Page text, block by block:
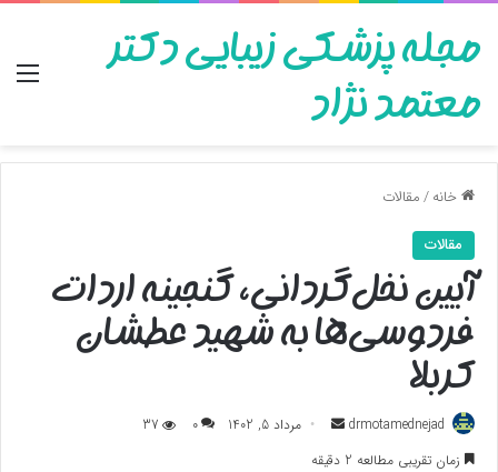
مجله پزشکی زیبایی دکتر
معتمد نژاد
خانه/مقالات
مقالات
آیین نخل‌گردانی، گنجینه اردات
فردوسی‌ها به شهید عطشان
کربلا
drmotamednejad
ارسال
به
مرداد 5, 1402 0
37
زمان تقریبی مطالعه 2 دقیقه